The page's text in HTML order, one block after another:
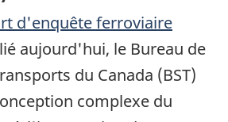
d'enquête ferroviaire
aujourd'hui, le Bureau de
du Canada (BST)
complexe du